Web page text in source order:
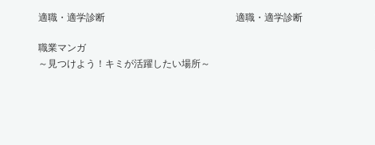
適職・適学診断
職業マンガ
～見つけよう！キミが活躍したい場所～
適職・適学診断